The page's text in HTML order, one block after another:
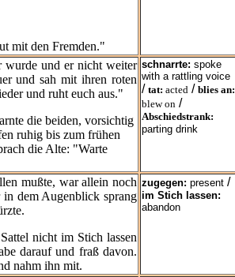
mit den Fremden."
wurde und er nicht weiter
und sah mit ihren roten
und ruht euch aus."
die beiden, vorsichtig
ruhig bis zum frühen
die Alte: "Warte
schnarrte: spoke
with a rattling voice
/ tat: acted / blies an:
blew on /
Abschiedstrank:
parting drink
mußte, war allein noch
dem Augenblick sprang
nicht im Stich lassen
darauf und fraß davon.
nahm ihn mit.
zugegen: present /
im Stich lassen:
abandon